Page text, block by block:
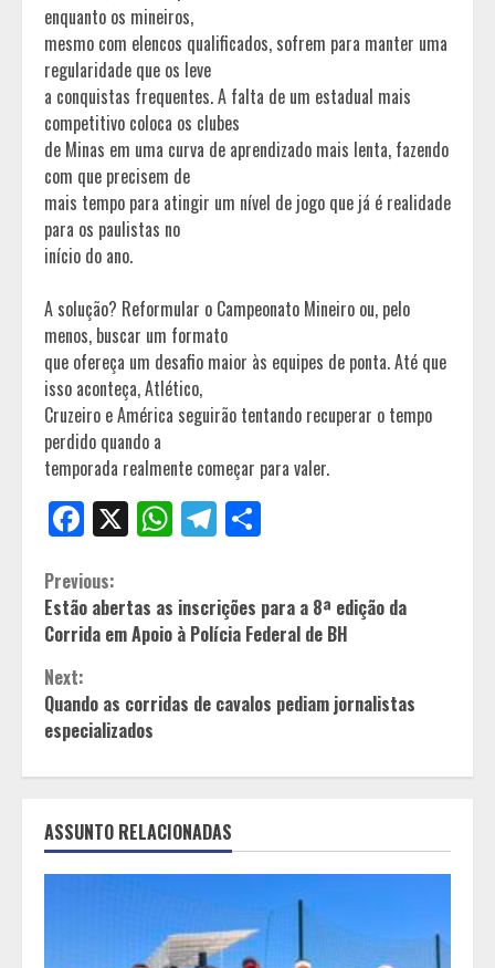
enquanto os mineiros,
mesmo com elencos qualificados, sofrem para manter uma
regularidade que os leve
a conquistas frequentes. A falta de um estadual mais
competitivo coloca os clubes
de Minas em uma curva de aprendizado mais lenta, fazendo
com que precisem de
mais tempo para atingir um nível de jogo que já é realidade
para os paulistas no
início do ano.
A solução? Reformular o Campeonato Mineiro ou, pelo
menos, buscar um formato
que ofereça um desafio maior às equipes de ponta. Até que
isso aconteça, Atlético,
Cruzeiro e América seguirão tentando recuperar o tempo
perdido quando a
temporada realmente começar para valer.
Facebook
X WhatsApp
Telegram
Continue
Reading
Previous:
Estão abertas as inscrições para a 8ª edição da
Corrida em Apoio à Polícia Federal de BH
Next:
Quando as corridas de cavalos pediam jornalistas
especializados
ASSUNTO RELACIONADAS